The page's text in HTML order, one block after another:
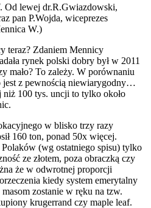
Od lewej dr.R.Gwiazdowski,
pan P.Wojda, wiceprezes
W.)
teraz? Zdaniem Mennicy
rynek polski dobry był w 2011
mało? To zależy. W porównaniu
jest z pewnością niewiarygodny…
100 tys. uncji to tylko około
w blisko trzy razy
160 ton, ponad 50x więcej.
(wg ostatniego spisu) tylko
ze złotem, poza obraczką czy
że w odwrotnej proporcji
kiedy system emerytalny
zostanie w ręku na tzw.
krugerrand czy maple leaf.